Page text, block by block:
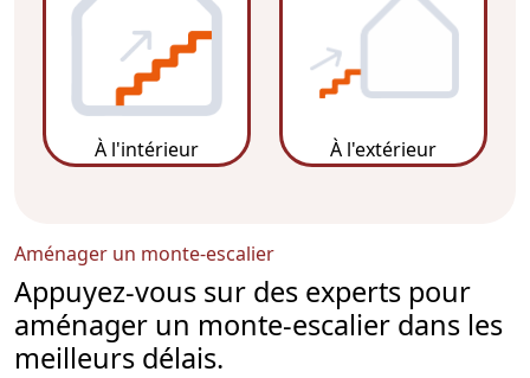
À l'intérieur À l'extérieur
Aménager un monte-escalier
Appuyez-vous sur des experts pour
aménager un monte-escalier dans les
meilleurs délais.